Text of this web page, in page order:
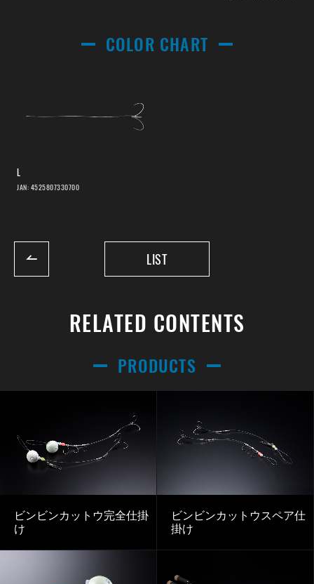
COLOR CHART
L
JAN: 4525807330700
LIST
RELATED CONTENTS
PRODUCTS
ビンビンカットウ完全仕掛
け
ビンビンカットウスペア仕
掛け